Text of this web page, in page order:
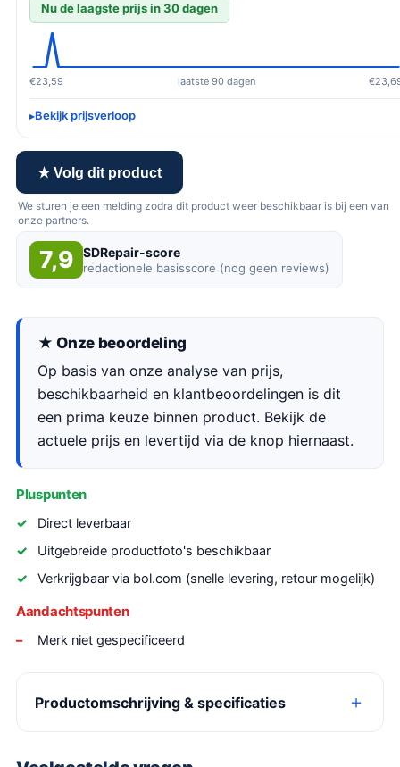
Nu de laagste prijs in 30 dagen
€23,59 laatste 90 dagen
Bekijk prijsverloop
★ Volg dit product
We sturen je een melding zodra dit product weer beschikbaar is bij een van
onze partners.
7,9 SDRepair-score
redactionele basisscore (nog geen reviews)
★ Onze beoordeling
Op basis van onze analyse van prijs,
beschikbaarheid en klantbeoordelingen is dit
een prima keuze binnen product. Bekijk de
actuele prijs en levertijd via de knop hiernaast.
Pluspunten
Direct leverbaar
Uitgebreide productfoto's beschikbaar
Verkrijgbaar via bol.com (snelle levering, retour mogelijk)
Aandachtspunten
Merk niet gespecificeerd
Productomschrijving & specificaties